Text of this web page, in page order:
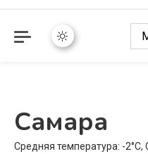
Самара
Средняя температура: -2°C,